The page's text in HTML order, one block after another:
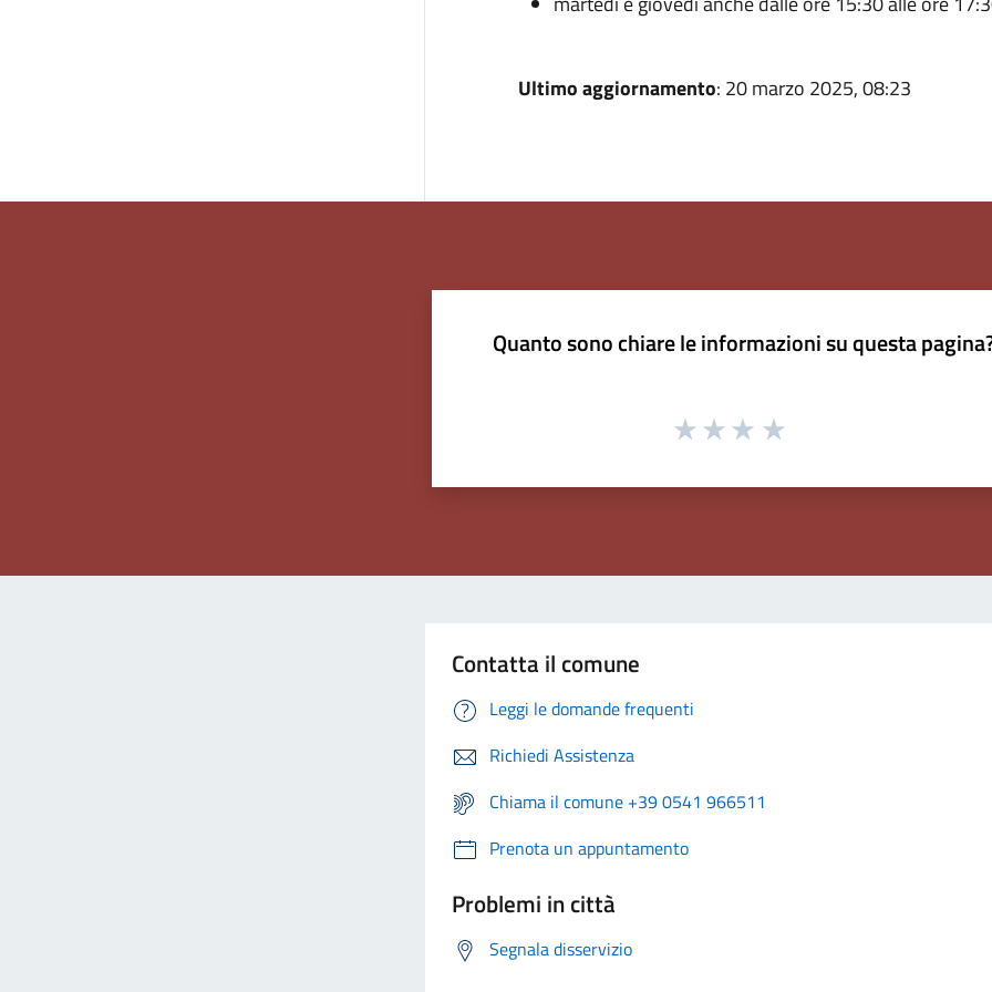
Ultimo aggiornamento: 20 marzo 2025, 08:23
Quanto sono chiare le informazioni su questa
Contatta il comune
Leggi le domande frequenti
Richiedi Assistenza
Chiama il comune +39 0541 966511
Prenota un appuntamento
Problemi in città
Segnala disservizio